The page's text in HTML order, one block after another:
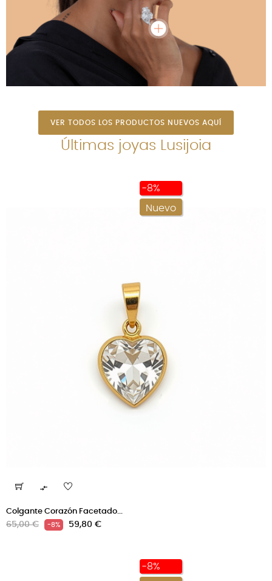
VER TODOS LOS PRODUCTOS NUEVOS AQUÍ
Últimas joyas Lusijoia
-8%
Nuevo

Colgante Corazón Facetado...
Precio
65,00 € -8% Precio
59,80 €
-8%